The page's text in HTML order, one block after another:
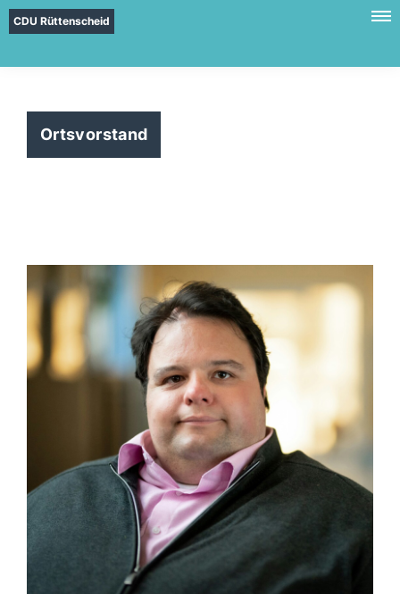
CDU Rüttenscheid
Ortsvorstand